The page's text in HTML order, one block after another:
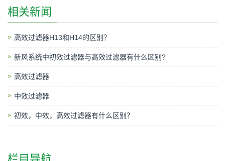
相关新闻
高效过滤器H13和H14的区别？
新风系统中初效过滤器与高效过滤器有什么区别?
高效过滤器
中效过滤器
初效，中效，高效过滤器有什么区别？